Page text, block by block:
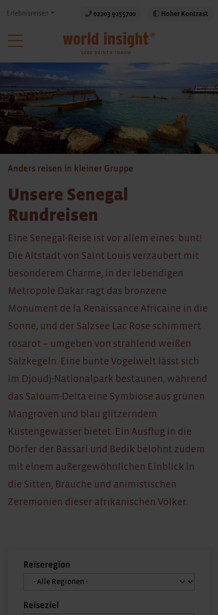
Erlebnisreisen 02203 9255700 Hoher Kontrast
Anders reisen in kleiner Gruppe
Unsere Senegal
Rundreisen
Eine Senegal-Reise ist vor allem eines: bunt!
Die Altstadt von Saint Louis verzaubert mit
besonderem Charme, in der lebendigen
Metropole Dakar ragt das bronzene
Monument de la Renaissance Africaine in die
Sonne, und der Salzsee Lac Rose schimmert
rosarot – umgeben von strahlend weißen
Salzkegeln. Eine bunte Vogelwelt lässt sich
im Djoudj-Nationalpark bestaunen, während
das Saloum-Delta eine Symbiose aus grünen
Mangroven und blau glitzerndem
Küstengewässer bietet. Ein Ausflug in die
Dörfer der Bassari und Bedik belohnt zudem
mit einem außergewöhnlichen Einblick in
die Sitten, Bräuche und animistischen
Zeremonien dieser afrikanischen Völker.
Reiseregion
Reiseziel